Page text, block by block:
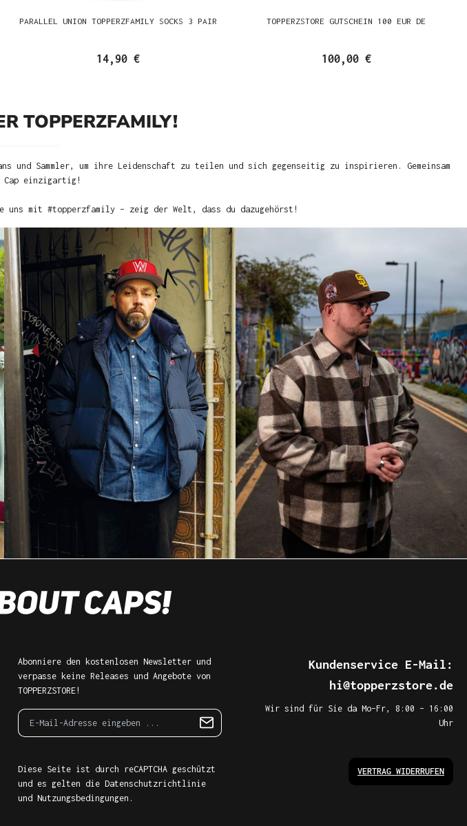
PARALLEL UNION TOPPERZFAMILY SOCKS 3 PAIR
14,90 €
TOPPERZSTORE GUTSCHEIN 100 EUR DE
100,00 €
TOPPERZFAMILY!
Sammler, um ihre Leidenschaft zu teilen und sich gegenseitig zu inspirieren. Gemeinsam
Cap einzigartig!
uns mit #topperzfamily – zeig der Welt, dass du dazugehörst!
Abonniere den kostenlosen Newsletter und
verpasse keine Releases und Angebote von
TOPPERZSTORE!
Diese Seite ist durch reCAPTCHA geschützt
und es gelten die Datenschutzrichtlinie
und Nutzungsbedingungen .
Kundenservice E-Mail:
hi@topperzstore.de
Wir sind für Sie da Mo–Fr, 8:00 – 16:00
Uhr
VERTRAG WIDERRUFEN